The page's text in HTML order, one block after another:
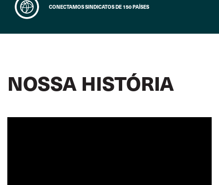
CONECTAMOS SINDICATOS DE 150 PAÍSES
NOSSA HISTÓRIA